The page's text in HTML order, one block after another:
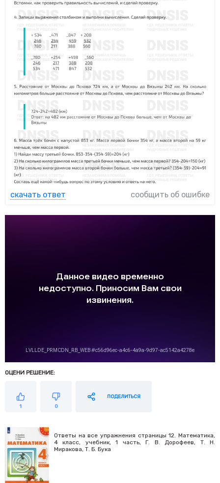
скачать ответ сообщить об ошибке
ОЦЕНИ РЕШЕНИЕ:
1 0
ПОДЕЛИТЬСЯ
Ответы на все упражнения страницы 12. Математика,
4 класс, учебник, 1 часть, Г. В. Дорофеев, Т. Н.
Миракова, Т. Б. Бука